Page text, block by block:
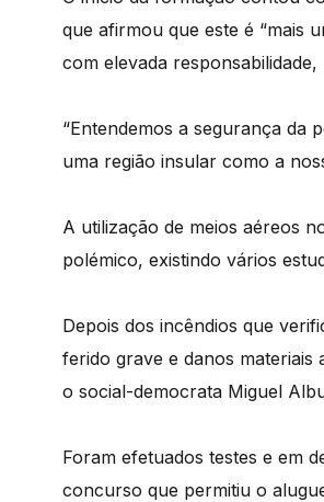
que afirmou que este é “mais
com elevada
“Entendemos a segurança da
uma região insular como a
A utilização de meios aéreos
polémico, existindo vários
Depois dos incêndios que
ferido grave e danos materiais
o social-democrata Miguel
Foram efetuados testes e em
concurso que permitiu o